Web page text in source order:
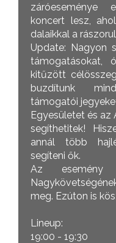
záróeseménye
koncert lesz,
dalaikkal a
Update: Nagyon
támogatásokat,
kitűzött
buzdítunk
támogatói
Egyesületet és az
segíthetitek!
annál több
segíteni ők.
Az esemény
meg. Ezúton is
Lineup:
19:00 - 19:30